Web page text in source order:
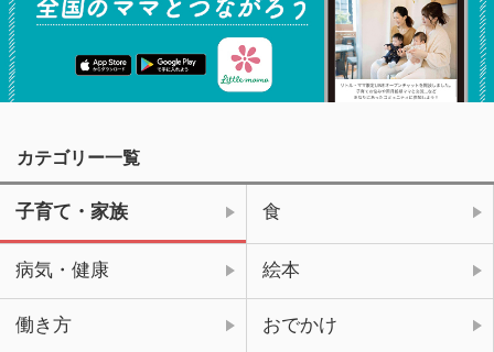
カテゴリー一覧
子育て・家族 食
病気・健康 絵本
働き方 おでかけ